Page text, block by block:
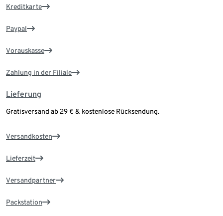
Kreditkarte
Paypal
Vorauskasse
Zahlung in der Filiale
Lieferung
Gratisversand ab 29 € & kostenlose Rücksendung.
Versandkosten
Lieferzeit
Versandpartner
Packstation